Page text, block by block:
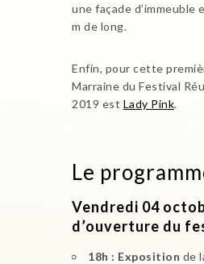
une façade d’immeuble
m de long.
Enfin, pour cette
Marraine du Festival
2019 est Lady Pink.
Le
Vendredi 04
d’ouverture du
18h : Exposition de